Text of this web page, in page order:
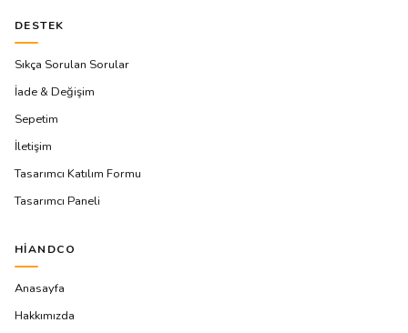
DESTEK
Sıkça Sorulan Sorular
İade & Değişim
Sepetim
İletişim
Tasarımcı Katılım Formu
Tasarımcı Paneli
HIANDCO
Anasayfa
Hakkımızda